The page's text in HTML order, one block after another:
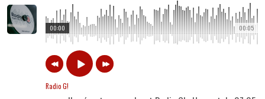
00:05
00:00
Radio G!